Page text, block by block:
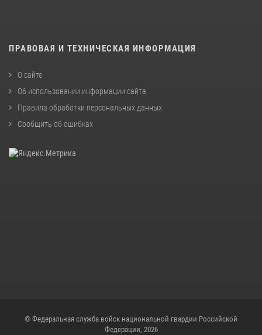
ПРАВОВАЯ И ТЕХНИЧЕСКАЯ ИНФОРМАЦИЯ
О сайте
Об использовании информации сайта
Правила обработки персональных данных
Сообщить об ошибках
© Федеральная служба войск национальной гвардии Российской
Федерации, 2026